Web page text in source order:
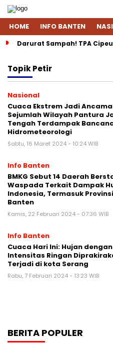
HOME INFO BANTEN
Darurat Sampah! TPA
TopikPetir
Nasional
Cuaca Ekstrem Jadi
Sejumlah Wilayah Pantura
Tengah Terdampak
Hidrometeorologi
Sabtu, 16 Maret 2024 - 10:24 WIB
Info Banten
BMKG Sebut 14 Daerah
Waspada Terkait Dampak
Indonesia, Termasuk Provinsi
Banten
Kamis, 22 Februari 2024 - 07:36 WIB
Info Banten
Cuaca Hari Ini: Hujan dengan
Intensitas Ringan
Terjadi di kota Serang
Rabu, 7 Februari 2024 - 13:23 WIB
BERITA POPULER